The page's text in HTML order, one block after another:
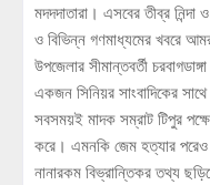
মদদদাতারা। এসবের তীব্র নিন্দা
ও বিভিন্ন গণমাধ্যমের খবরে
উপজেলার সীমান্তবর্তী
একজন সিনিয়র সাংবাদিকের
সবসময়ই মাদক সম্রাট টিপুর
করে। এমনকি জেম হত্যার পরেও
নানারকম বিভ্রান্তিকর তথ্য